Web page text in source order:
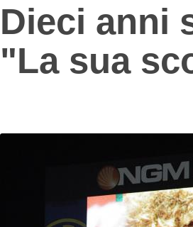
Dieci anni
"La sua